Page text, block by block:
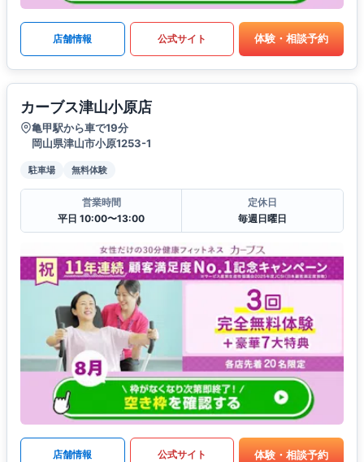
店舗情報 公式サイト 体験・相談予約
カーブス津山小原店
亀甲駅から車で19分
岡山県津山市小原1253-1
駐車場 無料体験
営業時間
平日 10:00〜13:00
定休日
毎週日曜日
店舗情報 公式サイト 体験・相談予約